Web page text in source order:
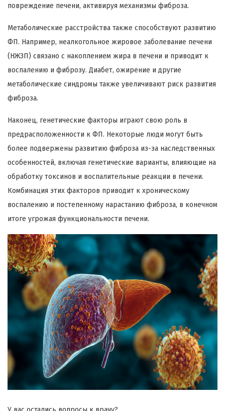
повреждение печени, активируя механизмы фиброза.
Метаболические расстройства также способствуют развитию
ФП. Например, неалкогольное жировое заболевание печени
(НЖЗП) связано с накоплением жира в печени и приводит к
воспалению и фиброзу. Диабет, ожирение и другие
метаболические синдромы также увеличивают риск развития
фиброза.
Наконец, генетические факторы играют свою роль в
предрасположенности к ФП. Некоторые люди могут быть
более подвержены развитию фиброза из-за наследственных
особенностей, включая генетические варианты, влияющие на
обработку токсинов и воспалительные реакции в печени.
Комбинация этих факторов приводит к хроническому
воспалению и постепенному нарастанию фиброза, в конечном
итоге угрожая функциональности печени.